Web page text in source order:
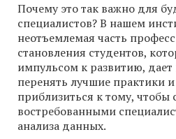
Почему это так важно для
специалистов? В нашем
неотъемлемая часть
становления студентов,
импульсом к развитию,
перенять лучшие практики
приблизиться к тому, чтобы
востребованными
анализа данных.